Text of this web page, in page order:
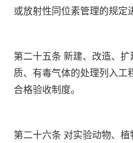
或放射性同位素管理的规定
第二十五条 新建、改造、
质、有毒气体的处理列入工
合格验收制度。
第二十六条 对实验动物、